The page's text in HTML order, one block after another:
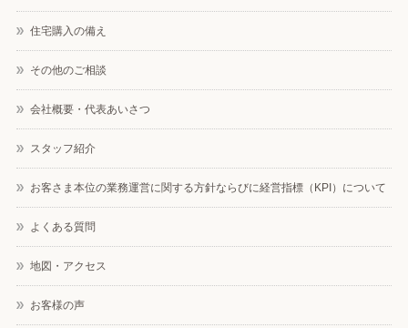
住宅購入の備え
その他のご相談
会社概要・代表あいさつ
スタッフ紹介
お客さま本位の業務運営に関する方針ならびに経営指標（KPI）について
よくある質問
地図・アクセス
お客様の声